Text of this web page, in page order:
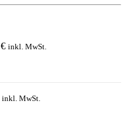
€ inkl. MwSt.
inkl. MwSt.